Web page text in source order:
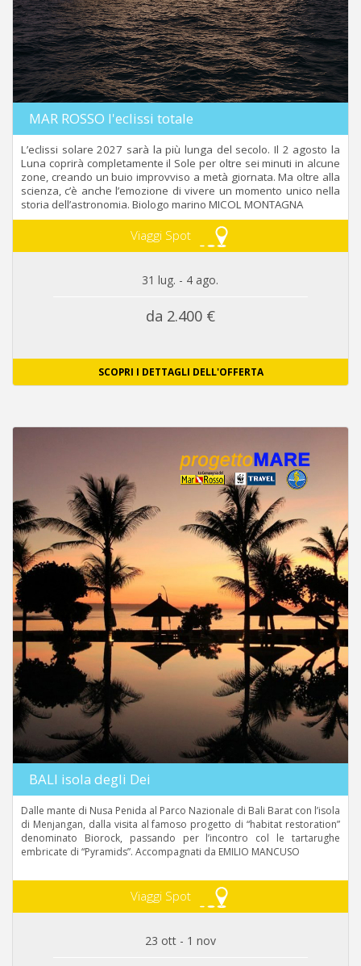
MAR ROSSO l'eclissi totale
L’eclissi solare 2027 sarà la più lunga del secolo. Il 2 agosto la
Luna coprirà completamente il Sole per oltre sei minuti in alcune
zone, creando un buio improvviso a metà giornata. Ma oltre alla
scienza, c’è anche l’emozione di vivere un momento unico nella
storia dell’astronomia. Biologo marino MICOL MONTAGNA
Viaggi Spot
31 lug. - 4 ago.
da 2.400 €
SCOPRI I DETTAGLI DELL'OFFERTA
BALI isola degli Dei
Dalle mante di Nusa Penida al Parco Nazionale di Bali Barat con l’isola
di Menjangan, dalla visita al famoso progetto di “habitat restoration”
denominato Biorock, passando per l’incontro col le tartarughe
embricate di “Pyramids”. Accompagnati da EMILIO MANCUSO
Viaggi Spot
23 ott - 1 nov